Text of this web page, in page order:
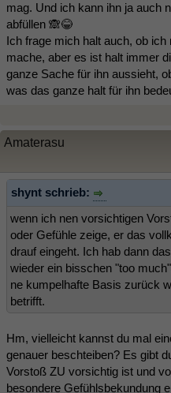
mag. Und ich kann ihn ja auch
abfüllen 🙈😂
Ich frage mich halt auch, ob
mache, aber es ist halt immer
ganze Sache für ihn aussieht,
was das ganze halt für ihn
Amaterasu
shynt schrieb:
wenn ich nen vorsichtigen
oder Gefühle zeige, er das
drauf eingeht. Ich hab dann
wieder ein bisschen "too
ne kumpelhafte Basis zurück
betrifft.
Hm, vielleicht kannst du mal
genauer beschteiben? Es gibt
Vorstoß ZU vorsichtig ist und
besondere Gefühlsbekundung